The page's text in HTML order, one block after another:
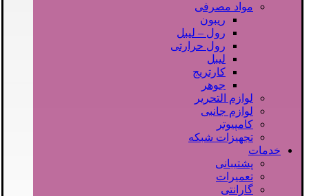
مواد مصرفی
ریبون
رول – لیبل
رول حرارتی
لیبل
کارتریج
جوهر
لوازم التحریر
لوازم جانبی
کامپیوتر
تجهیزات شبکه
خدمات
پشتیبانی
تعمیرات
گارانتی